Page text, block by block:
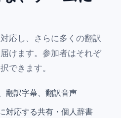
応し、さらに多くの翻訳
けます。参加者はそれぞ
できます。
翻訳字幕、翻訳音声
対応する共有・個人辞書